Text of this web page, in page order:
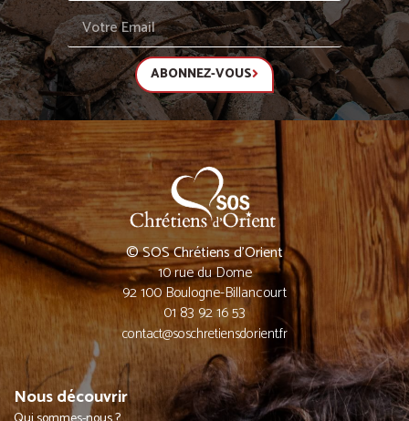
ABONNEZ-VOUS
© SOS Chrétiens d’Orient
10 rue du Dome
92 100 Boulogne-Billancourt
01 83 92 16 53
contact@soschretiensdorient.fr
Nous découvrir